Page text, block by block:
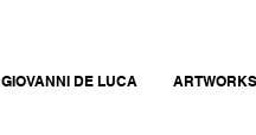
GIOVANNI DE LUCA ARTWORKS